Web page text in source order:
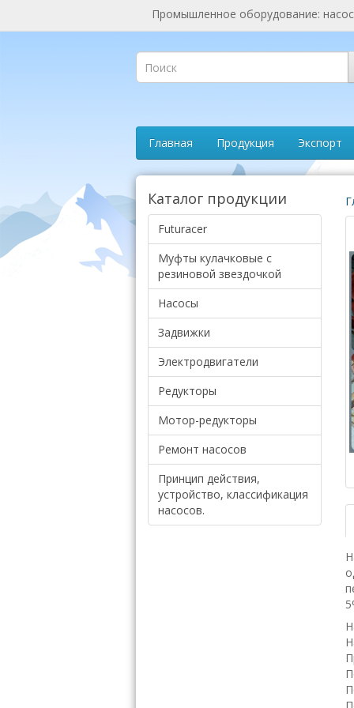
Промышленное оборудование:
Главная Продукция Экспорт
Каталог продукции
Futuracer
Муфты кулачковые с
резиновой звездочкой
Насосы
Задвижки
Электродвигатели
Редукторы
Мотор-редукторы
Ремонт насосов
Принцип действия,
устройство, классификация
насосов.